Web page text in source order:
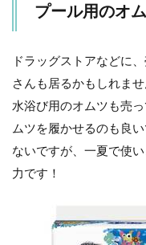
プール用のオ
ドラッグストアなどに
さんも居るかもしれませ
水浴び用のオムツも売
ムツを履かせるのも良
ないですが、一夏で使
力です！